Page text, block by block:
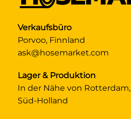
Verkaufsbüro
Porvoo, Finnland
ask@hosemarket.com
Lager & Produktion
In der Nähe von Rotterdam,
Süd-Holland